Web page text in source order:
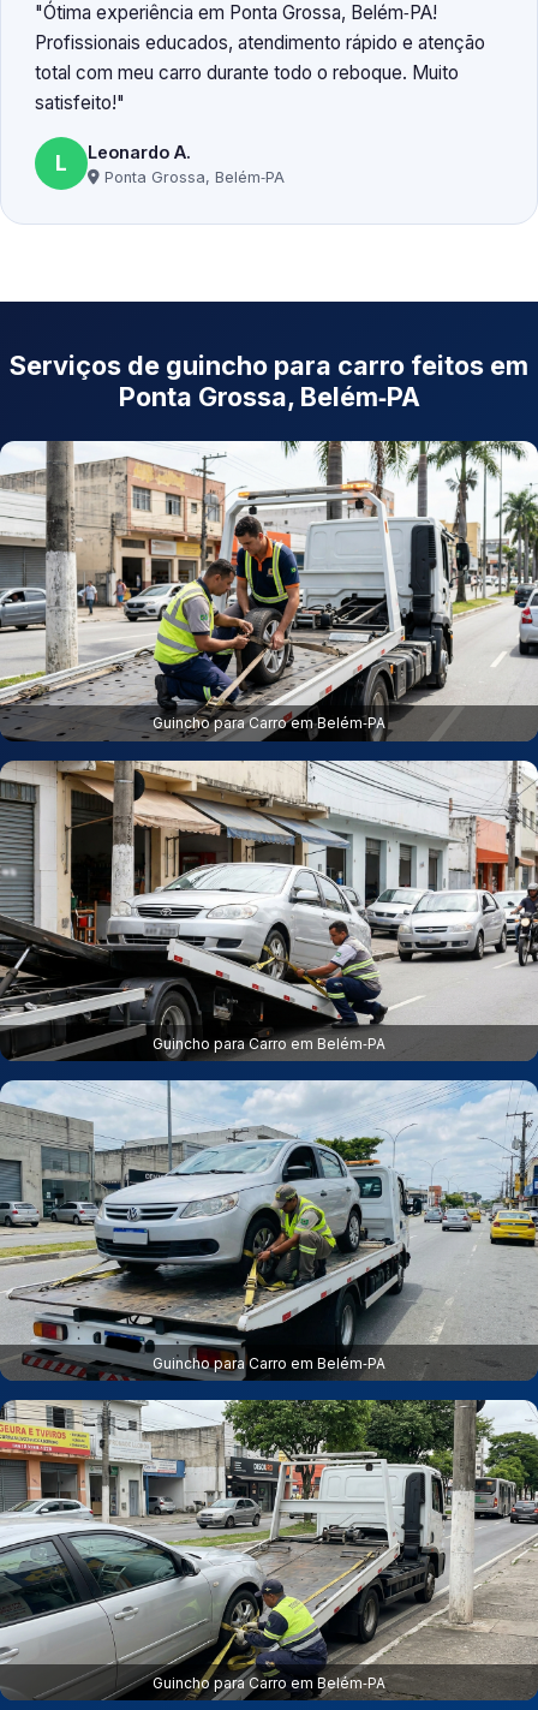
Ótima experiência em Ponta Grossa, Belém‑PA!
Profissionais educados, atendimento rápido e atenção
total com meu carro durante todo o reboque. Muito
satisfeito!
L Leonardo A.
Ponta Grossa, Belém‑PA
Serviços de guincho para carro feitos em
Ponta Grossa, Belém‑PA
Guincho para Carro em Belém‑PA
Guincho para Carro em Belém‑PA
Guincho para Carro em Belém‑PA
Guincho para Carro em Belém‑PA